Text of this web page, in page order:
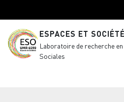
ESPACES ET
Laboratoire de recherche
Sociales